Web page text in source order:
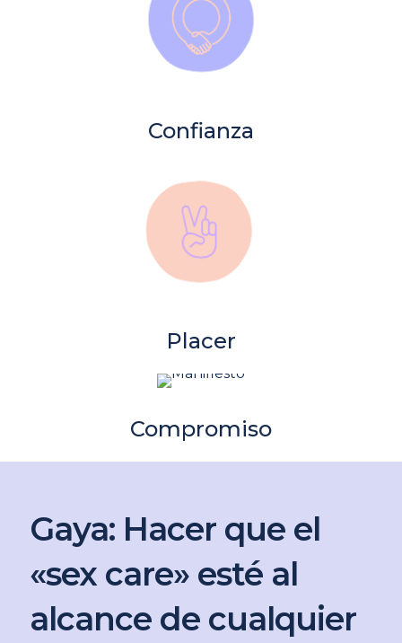
Confianza
Placer
Compromiso
Gaya: Hacer que el
«sex care» esté al
alcance de cualquier